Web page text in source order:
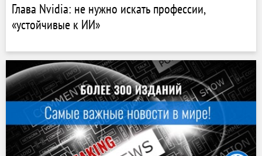
Глава Nvidia: не нужно искать профессии,
«устойчивые к ИИ»